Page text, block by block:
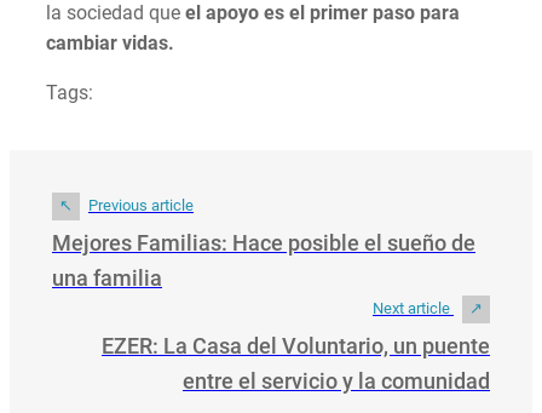
la sociedad que el apoyo es el primer paso para
cambiar vidas.
Tags:
Previous article
Mejores Familias: Hace posible el sueño de
una familia
Next article
EZER: La Casa del Voluntario, un puente
entre el servicio y la comunidad